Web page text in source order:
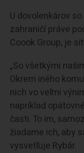
U dovolenkárov
zahraničí práve
Coook Group, je
„So všetkými
Okrem iného
nich vo veľmi
napríklad
časti. To im,
žiadame ich, aby
vysvetľuje Rybár.